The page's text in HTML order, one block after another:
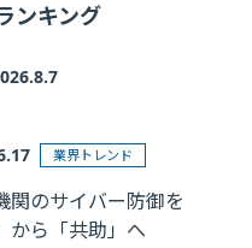
ンキング
業界トレンド
関のサイバー防御を
から「共助」へ